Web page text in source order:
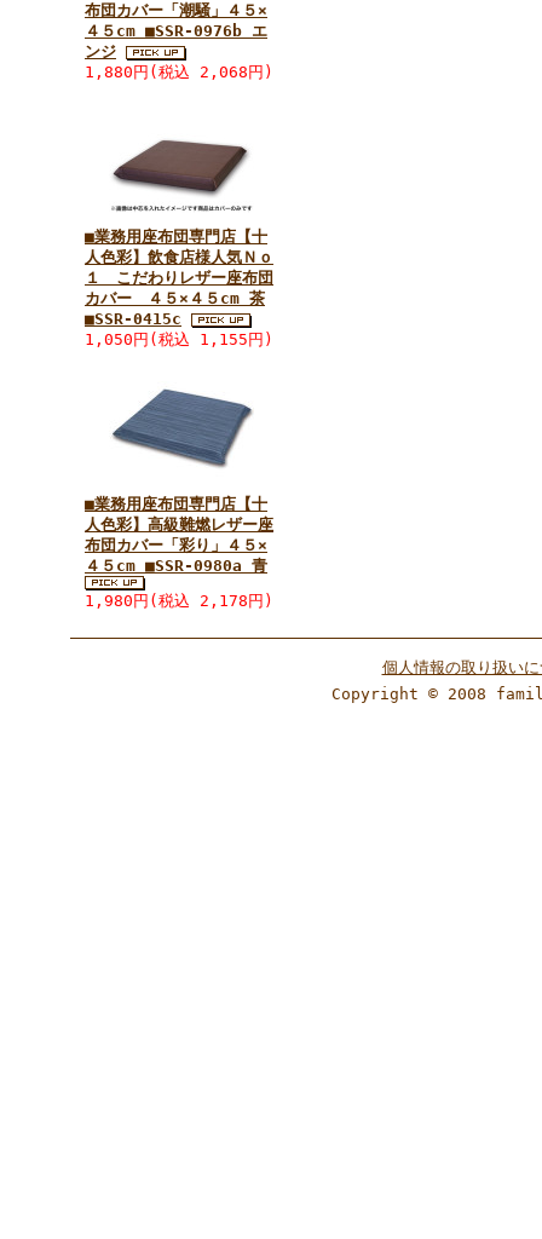
布団カバー「潮騒」４５×
４５cm ■SSR-0976b エ
ンジ
1,880円(税込 2,068円)
■業務用座布団専門店【十
人色彩】飲食店様人気Ｎｏ
１ こだわりレザー座布団
カバー ４５×４５cm 茶
■SSR-0415c
1,050円(税込 1,155円)
■業務用座布団専門店【十
人色彩】高級難燃レザー座
布団カバー「彩り」４５×
４５cm ■SSR-0980a 青
1,980円(税込 2,178円)
個人情報の取り扱い
Copyright © 2008